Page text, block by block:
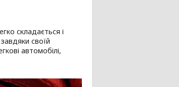
складається і
своїй
автомобілі,